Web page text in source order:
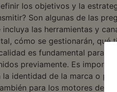
los objetivos y la
Son algunas de las
incluya las herramientas y
cómo se gestionarán, qué
es fundamental para
previamente. Es
la identidad de la marca o
para los motores de